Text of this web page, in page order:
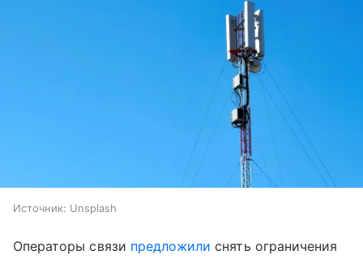
Источник: Unsplash
Операторы связи предложили снять ограничения